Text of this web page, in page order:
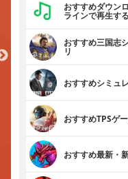
おすすめダウン
ラインで再生す
おすすめ三国志
リ
おすすめシミュ
おすすめTPSゲ
おすすめ最新・